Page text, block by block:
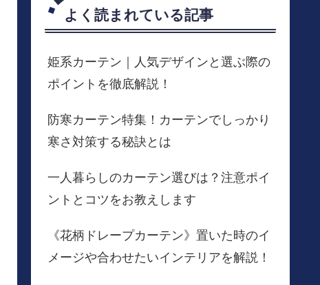
よく読まれている記事
姫系カーテン｜人気デザインと選ぶ際の
ポイントを徹底解説！
防寒カーテン特集！カーテンでしっかり
寒さ対策する秘訣とは
一人暮らしのカーテン選びは？注意ポイ
ントとコツをお教えします
《花柄ドレープカーテン》置いた時のイ
メージや合わせたいインテリアを解説！